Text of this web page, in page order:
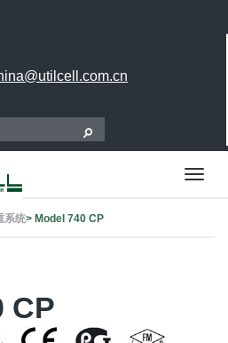
系统> Model 740 CP
CP